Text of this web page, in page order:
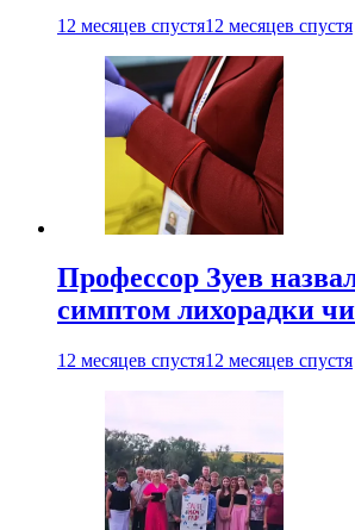
12 месяцев спустя12 месяцев спустя
Профессор Зуев
симптом лихорадки
12 месяцев спустя12 месяцев спустя